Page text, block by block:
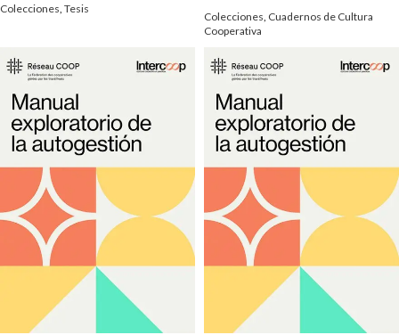
Colecciones Tesis
Colecciones Cuadernos de Cultura
Cooperativa